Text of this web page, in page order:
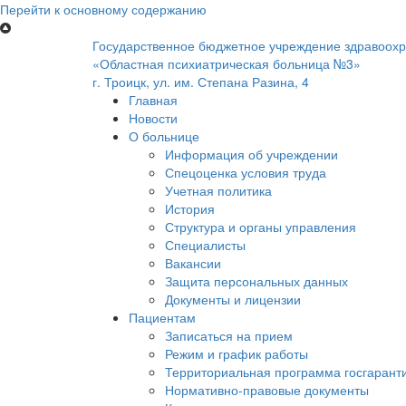
Перейти к основному содержанию
Государственное бюджетное учреждение
«Областная психиатрическая больница №3»
г. Троицк, ул. им. Степана Разина, 4
Главная
Новости
О больнице
Информация об учреждении
Спецоценка условия труда
Учетная политика
История
Структура и органы управления
Специалисты
Вакансии
Защита персональных данных
Документы и лицензии
Пациентам
Записаться на прием
Режим и график работы
Территориальная программа
Нормативно-правовые документы